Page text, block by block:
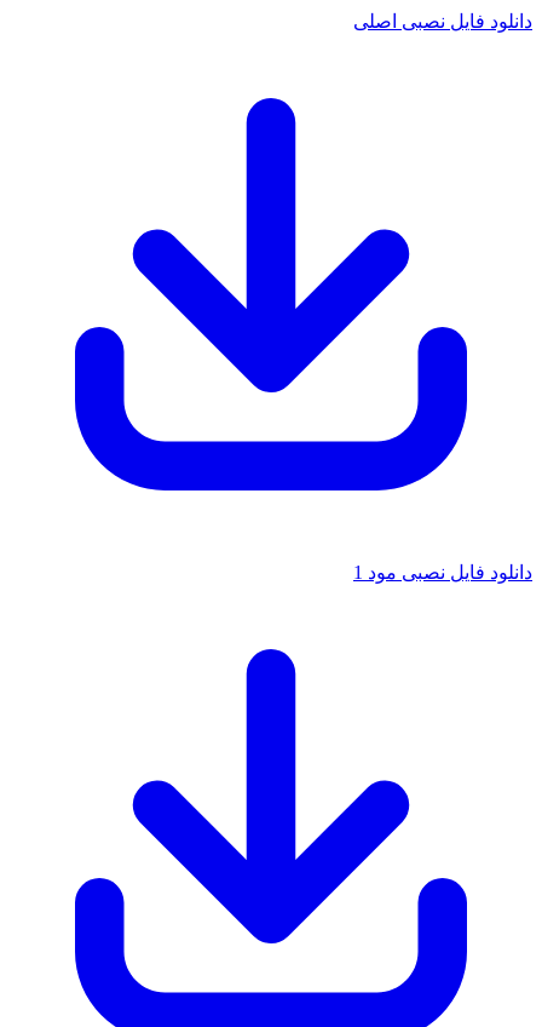
فایل نصبی اصلی
فایل نصبی مود 1